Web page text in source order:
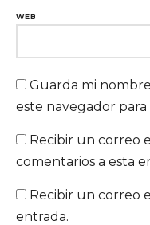
WEB
Guarda mi
este navegador
Recibir un correo
comentarios a esta
Recibir un correo
entrada.